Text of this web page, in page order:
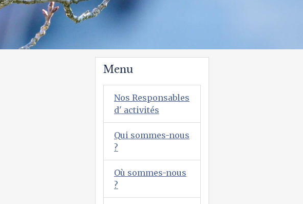
Menu
Nos Responsables
d' activités
Qui sommes-nous
?
Où sommes-nous
?